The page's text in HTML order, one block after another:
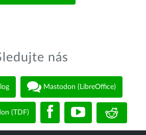
nás
Mastodon (LibreOffice)
(TDF)